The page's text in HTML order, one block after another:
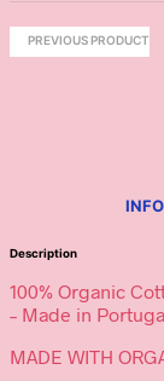
PREVIOUS PRODUCT
Description
100% Organic
– Made in
MADE WITH